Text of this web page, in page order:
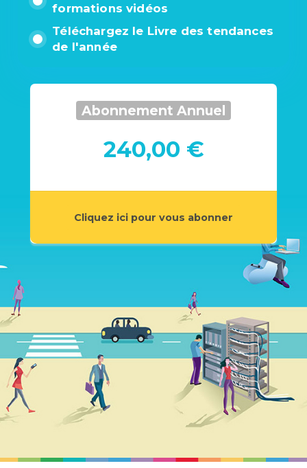
formations vidéos
Téléchargez le Livre des tendances
de l'année
Abonnement Annuel
240,00 €
Cliquez ici pour vous abonner